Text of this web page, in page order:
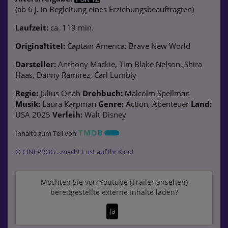
(ab 6 J. in Begleitung eines Erziehungsbeauftragten)
Laufzeit: ca. 119 min.
Originaltitel: Captain America: Brave New World
Darsteller: Anthony Mackie, Tim Blake Nelson, Shira
Haas, Danny Ramirez, Carl Lumbly
Regie: Julius Onah Drehbuch: Malcolm Spellman
Musik: Laura Karpman Genre: Action, Abenteuer Land:
USA 2025 Verleih: Walt Disney
Inhalte zum Teil von
© CINEPROG ...macht Lust auf Ihr Kino!
Möchten Sie von Youtube (Trailer ansehen)
bereitgestellte externe Inhalte laden?
Ja